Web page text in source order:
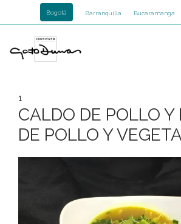
Bogotá Barranquilla Bucaramanga
1
CALDO DE POLLO Y
DE POLLO Y